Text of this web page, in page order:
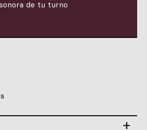
de tu turno